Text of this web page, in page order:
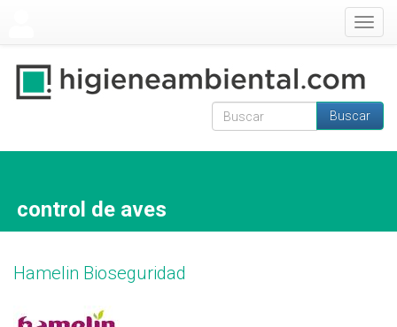
Formulario de
Buscar
control de aves
Hamelin Bioseguridad